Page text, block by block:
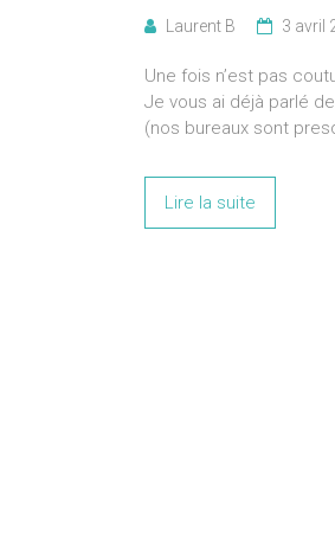
Laurent B 3 avril
Une fois n’est pas
Je vous ai déjà parlé
(nos bureaux sont
Lire la suite